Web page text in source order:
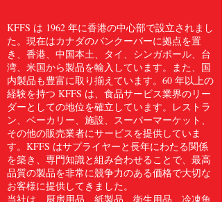
KFFS は 1962 年に香港の中心部で設立されまし
た。現在はカナダのバンクーバーに拠点を置
き、香港、中国本土、タイ、シンガポール、台
湾、米国から製品を輸入しています。また、国
内製品も豊富に取り揃えています。60 年以上の
経験を持つ KFFS は、食品サービス業界のリー
ダーとしての地位を確立しています。レストラ
ン、ベーカリー、施設、スーパーマーケット、
その他の販売業者にサービスを提供していま
す。KFFS はサプライヤーと長年にわたる関係
を築き、専門知識と組み合わせることで、最高
品質の製品を非常に競争力のある価格で大切な
お客様に提供してきました。
当社は、厨房用品、紙製品、衛生用品、冷凍魚